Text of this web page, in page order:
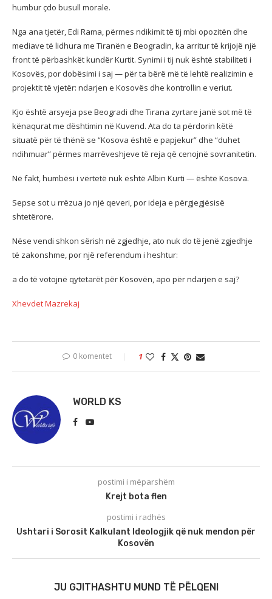
humbur çdo busull morale.
Nga ana tjetër, Edi Rama, përmes ndikimit të tij mbi opozitën dhe
mediave të lidhura me Tiranën e Beogradin, ka arritur të krijojë një
front të përbashkët kundër Kurtit. Synimi i tij nuk është stabiliteti i
Kosovës, por dobësimi i saj — për ta bërë më të lehtë realizimin e
projektit të vjetër: ndarjen e Kosovës dhe kontrollin e veriut.
Kjo është arsyeja pse Beogradi dhe Tirana zyrtare janë sot më të
kënaqurat me dështimin në Kuvend. Ata do ta përdorin këtë
situatë për të thënë se “Kosova është e papjekur” dhe “duhet
ndihmuar” përmes marrëveshjeve të reja që cenojnë sovranitetin.
Në fakt, humbësi i vërtetë nuk është Albin Kurti — është Kosova.
Sepse sot u rrëzua jo një qeveri, por ideja e përgjegjësisë
shtetërore.
Nëse vendi shkon sërish në zgjedhje, ato nuk do të jenë zgjedhje
të zakonshme, por një referendum i heshtur:
a do të votojnë qytetarët për Kosovën, apo për ndarjen e saj?
Xhevdet Mazrekaj
0 komentet 1
WORLD KS
postimi i mëparshëm
Krejt bota flen
postimi i radhës
Ushtari i Sorosit Kalkulant Ideologjik që nuk mendon për
Kosovën
JU GJITHASHTU MUND TË PËLQENI